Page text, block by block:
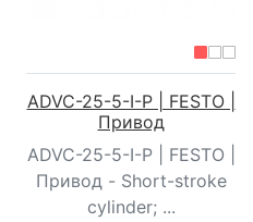
ADVC-25-5-I-P | FESTO |
Привод
ADVC-25-5-I-P | FESTO |
Привод - Short-stroke
cylinder; ...